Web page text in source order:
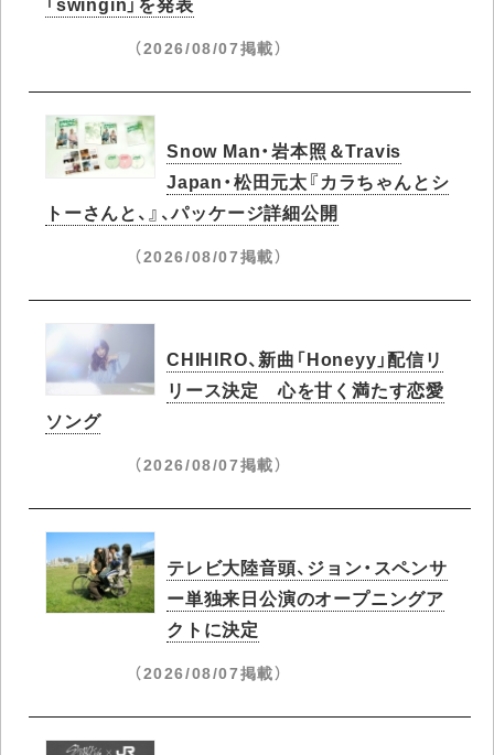
（2026/08/07掲載）
Snow Man・岩本照＆Travis
Japan・松田元太『カラちゃんとシ
トーさんと、』、パッケージ詳細公開
（2026/08/07掲載）
CHIHIRO、新曲「Honeyy」配信リ
リース決定 心を甘く満たす恋愛
ソング
（2026/08/07掲載）
テレビ大陸音頭、ジョン・スペンサ
ー単独来日公演のオープニングア
クトに決定
（2026/08/07掲載）